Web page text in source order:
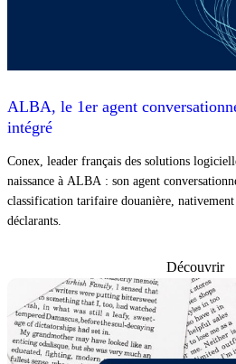
ALBA, le 1er agent
intégré
Conex, leader français des solutions
naissance à ALBA : son agent
classification tarifaire douanière,
déclarants.
Découvrir